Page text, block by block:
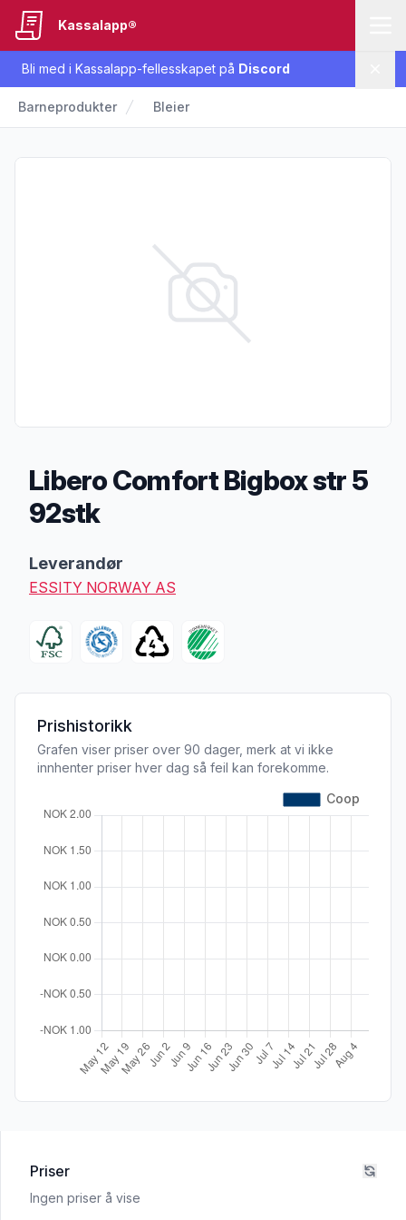
Bli med i Kassalapp-fellesskapet på Discord
Kassalapp®
Barneprodukter Bleier
Libero Comfort Bigbox str 5
92stk
Leverandør
ESSITY NORWAY AS
Prishistorikk
Grafen viser priser over 90 dager, merk at vi ikke
innhenter priser hver dag så feil kan forekomme.
Priser
Ingen priser å vise